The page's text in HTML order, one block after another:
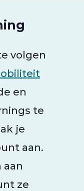
volgen
en
te
je
aan.
aan
ze